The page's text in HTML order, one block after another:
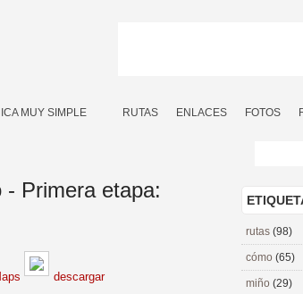
MUY SIMPLE RUTAS ENLACES FOTOS
Primera etapa:
descargar
rutas (98)
cómo (65)
miño (29)